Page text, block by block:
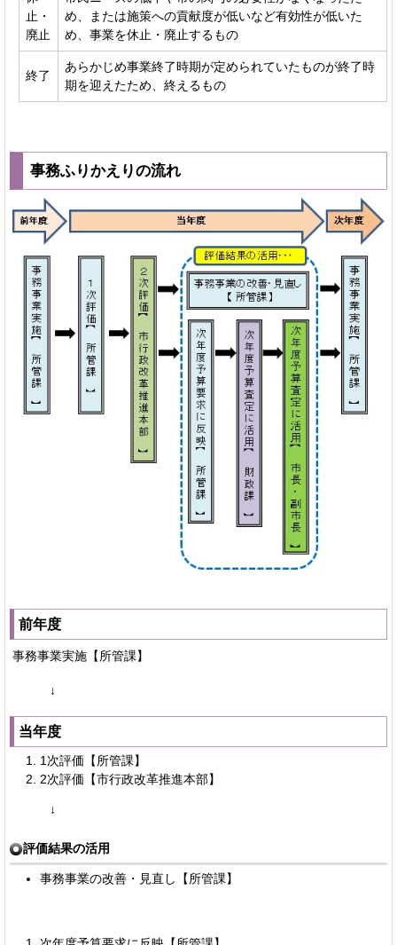
止・
廃止
め、または施策への貢献度が低いなど有効性が低いた
め、事業を休止・廃止するもの
終了
あらかじめ事業終了時期が定められていたものが終了時
期を迎えたため、終えるもの
事務ふりかえりの流れ
前年度
事務事業実施【所管課】
↓
当年度
1次評価【所管課】
2次評価【市行政改革推進本部】
↓
評価結果の活用
事務事業の改善・見直し【所管課】